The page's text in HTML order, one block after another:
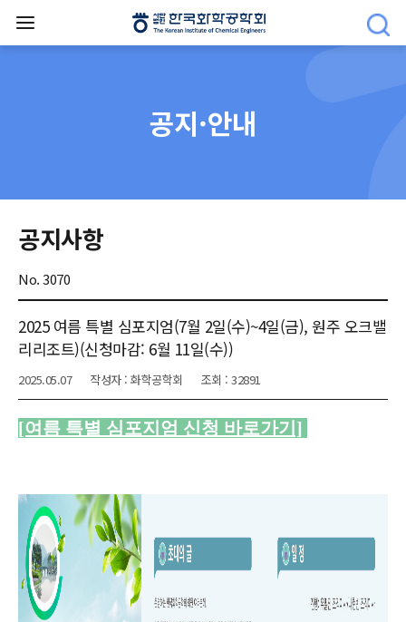
공지·안내
공지사항
No. 3070
2025 여름 특별 심포지엄(7월 2일(수)~4일(금), 원주 오크밸
리리조트)(신청마감: 6월 11일(수))
2025.05.07 작성자 : 화학공학회 조회 : 32891